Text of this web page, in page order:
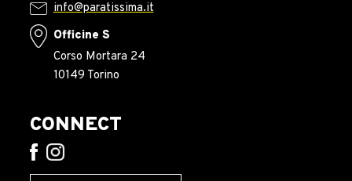
info@paratissima.it
Officine S
Corso Mortara 24
10149 Torino
CONNECT